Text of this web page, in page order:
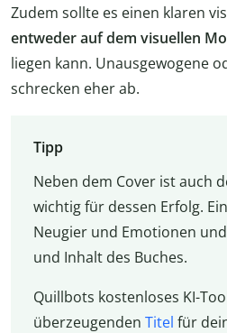
Zudem sollte es einen klaren
entweder auf dem visuellen
liegen kann. Unausgewogene
schrecken eher ab.
Tipp
Neben dem Cover ist auch
wichtig für dessen Erfolg.
Neugier und Emotionen
und Inhalt des Buches.
Quillbots kostenloses KI-
überzeugenden Titel für